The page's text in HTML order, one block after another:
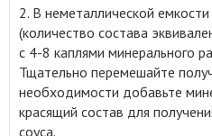
2. В неметаллической
(количество состава
с 4-8 каплями минерального
Тщательно перемешайте
необходимости добавьте
красящий состав для
соуса.